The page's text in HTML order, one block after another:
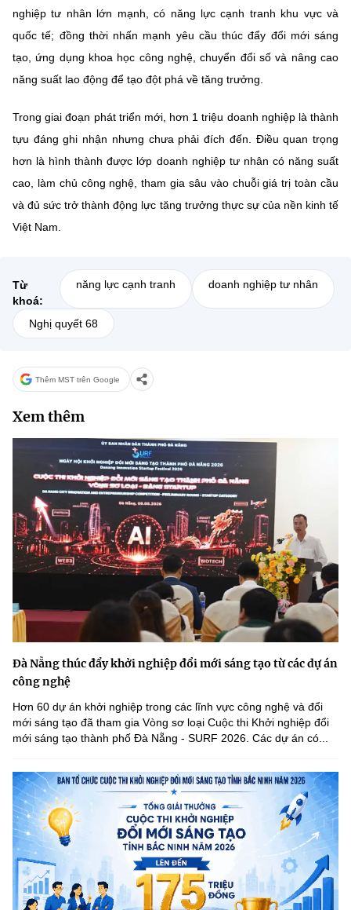
nghiệp tư nhân lớn mạnh, có năng lực cạnh tranh khu vực và
quốc tế; đồng thời nhấn mạnh yêu cầu thúc đẩy đổi mới sáng
tạo, ứng dụng khoa học công nghệ, chuyển đổi số và nâng cao
năng suất lao động để tạo đột phá về tăng trưởng.
Trong giai đoạn phát triển mới, hơn 1 triệu doanh nghiệp là thành
tựu đáng ghi nhận nhưng chưa phải đích đến. Điều quan trọng
hơn là hình thành được lớp doanh nghiệp tư nhân có năng suất
cao, làm chủ công nghệ, tham gia sâu vào chuỗi giá trị toàn cầu
và đủ sức trở thành động lực tăng trưởng thực sự của nền kinh tế
Việt Nam.
Từ
khoá:
năng lực cạnh tranh doanh nghiệp tư nhân
Nghị quyết 68
Thêm MST trên Google
Xem thêm
Đà Nẵng thúc đẩy khởi nghiệp đổi mới sáng tạo từ các dự án
công nghệ
Hơn 60 dự án khởi nghiệp trong các lĩnh vực công nghệ và đổi
mới sáng tạo đã tham gia Vòng sơ loại Cuộc thi Khởi nghiệp đổi
mới sáng tạo thành phố Đà Nẵng - SURF 2026. Các dự án có...